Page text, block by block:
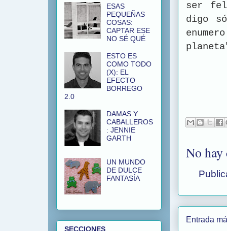
ser
digo
No hay
Entrada
ESAS
PEQUEÑAS
COSAS:
CAPTAR ESE
NO SÉ QUÉ
ESTO ES
COMO TODO
(X): EL
EFECTO
BORREGO
2.0
DAMAS Y
CABALLEROS
: JENNIE
GARTH
UN MUNDO
DE DULCE
FANTASÍA
SECCIONES